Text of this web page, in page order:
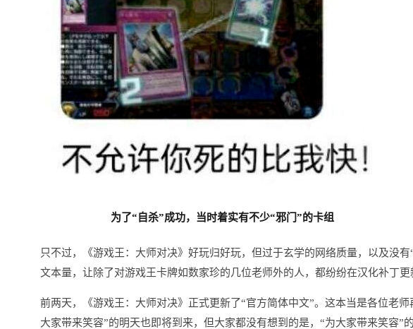
为了“自杀”成功，当时着实有不少“邪门”的卡组
只不过，《游戏王：大师对决》好玩归好玩，但过于玄学的网络质量，以及没
文本量，让除了对游戏王卡牌如数家珍的几位老师外的人，都纷纷在汉化补丁更
前两天，《游戏王：大师对决》正式更新了“官方简体中文”。这本当是各位老
大家带来笑容”的明天也即将到来，但大家都没有想到的是，“为大家带来笑容”